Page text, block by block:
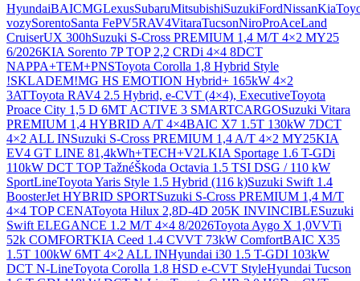
HyundaiBAICMGLexusSubaruMitsubishiSuzukiFordNissanKia
vozySorentoSanta FePV5RAV4VitaraTucsonNiroProAceLand
CruiserUX 300hSuzuki S-Cross PREMIUM 1,4 M/T 4×2 MY25
6/2026KIA Sorento 7P TOP 2,2 CRDi 4×4 8DCT
NAPPA+TEM+PNSToyota Corolla 1,8 Hybrid Style
!SKLADEM!MG HS EMOTION Hybrid+ 165kW 4×2
3ATToyota RAV4 2.5 Hybrid, e-CVT (4×4), ExecutiveToyota
Proace City 1,5 D 6MT ACTIVE 3 SMARTCARGOSuzuki Vitara
PREMIUM 1,4 HYBRID A/T 4×4BAIC X7 1.5T 130kW 7DCT
4×2 ALL INSuzuki S-Cross PREMIUM 1,4 A/T 4×2 MY25KIA
EV4 GT LINE 81,4kWh+TECH+V2LKIA Sportage 1.6 T-GDi
110kW DCT TOP TažnéŠkoda Octavia 1.5 TSI DSG / 110 kW
SportLineToyota Yaris Style 1.5 Hybrid (116 k)Suzuki Swift 1.4
BoosterJet HYBRID SPORTSuzuki S-Cross PREMIUM 1,4 M/T
4×4 TOP CENAToyota Hilux 2,8D-4D 205K INVINCIBLESuzuki
Swift ELEGANCE 1.2 M/T 4×4 8/2026Toyota Aygo X 1,0VVTi
52k COMFORTKIA Ceed 1.4 CVVT 73kW ComfortBAIC X35
1.5T 100kW 6MT 4×2 ALL INHyundai i30 1.5 T-GDI 103kW
DCT N-LineToyota Corolla 1.8 HSD e-CVT StyleHyundai Tucson